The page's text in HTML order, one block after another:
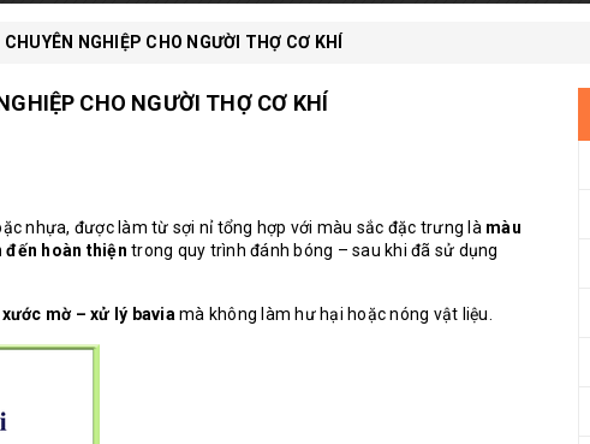
NGHIỆP CHO NGƯỜI THỢ CƠ KHÍ
CHO NGƯỜI THỢ CƠ KHÍ
nhựa, được làm từ sợi nỉ tổng hợp với màu sắc đặc trưng là màu
hoàn thiện trong quy trình đánh bóng – sau khi đã sử dụng
mờ – xử lý bavia mà không làm hư hại hoặc nóng vật liệu.